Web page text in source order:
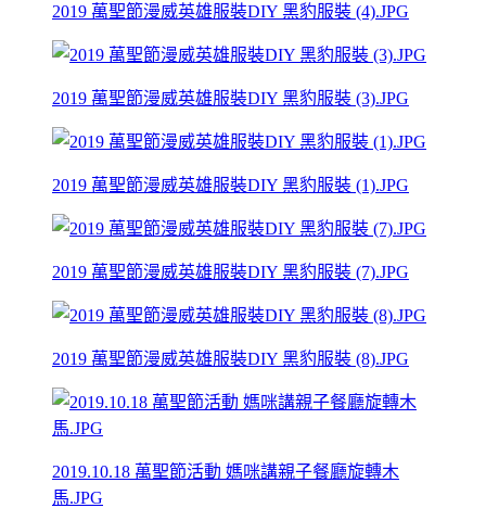
2019 萬聖節漫威英雄服裝DIY 黑豹服裝 (4).JPG
2019 萬聖節漫威英雄服裝DIY 黑豹服裝 (3).JPG
2019 萬聖節漫威英雄服裝DIY 黑豹服裝 (1).JPG
2019 萬聖節漫威英雄服裝DIY 黑豹服裝 (7).JPG
2019 萬聖節漫威英雄服裝DIY 黑豹服裝 (8).JPG
2019.10.18 萬聖節活動 媽咪講親子餐廳旋轉木
馬.JPG